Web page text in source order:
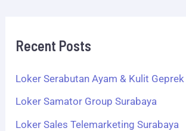
Recent Posts
Loker Serabutan Ayam & Kulit
Loker Samator Group Surabaya
Loker Sales Telemarketing Surabaya